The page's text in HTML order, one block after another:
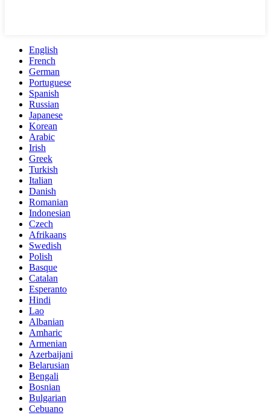
English
French
German
Portuguese
Spanish
Russian
Japanese
Korean
Arabic
Irish
Greek
Turkish
Italian
Danish
Romanian
Indonesian
Czech
Afrikaans
Swedish
Polish
Basque
Catalan
Esperanto
Hindi
Lao
Albanian
Amharic
Armenian
Azerbaijani
Belarusian
Bengali
Bosnian
Bulgarian
Cebuano